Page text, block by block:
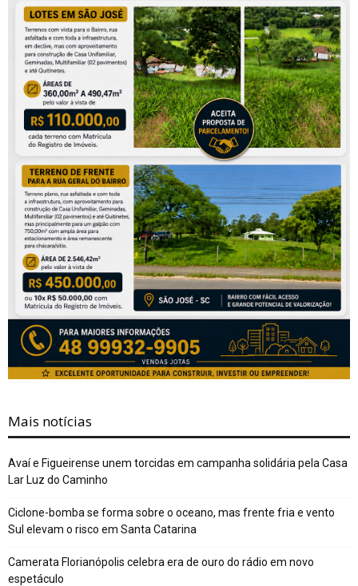
Mais notícias
Avaí e Figueirense unem torcidas em campanha solidária pela Casa
Lar Luz do Caminho
Ciclone-bomba se forma sobre o oceano, mas frente fria e vento
Sul elevam o risco em Santa Catarina
Camerata Florianópolis celebra era de ouro do rádio em novo
espetáculo